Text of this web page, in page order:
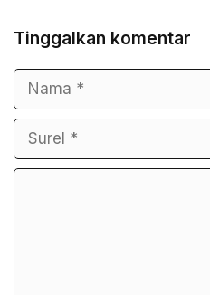
Tinggalkan komentar
Nama
Surel
Komentar